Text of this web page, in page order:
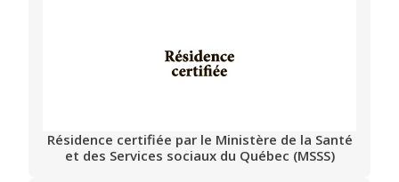
Résidence certifiée par le Ministère de la Santé
et des Services sociaux du Québec (MSSS)